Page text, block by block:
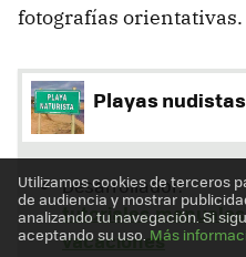
fotografías orientativas.
Playas
Desarrollador:
vacaciones
Utilizamos cookies de terceros
de audiencia y mostrar
analizando tu navegación. Si
aceptando su uso. Más